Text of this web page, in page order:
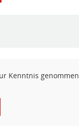
Kenntnis genommen